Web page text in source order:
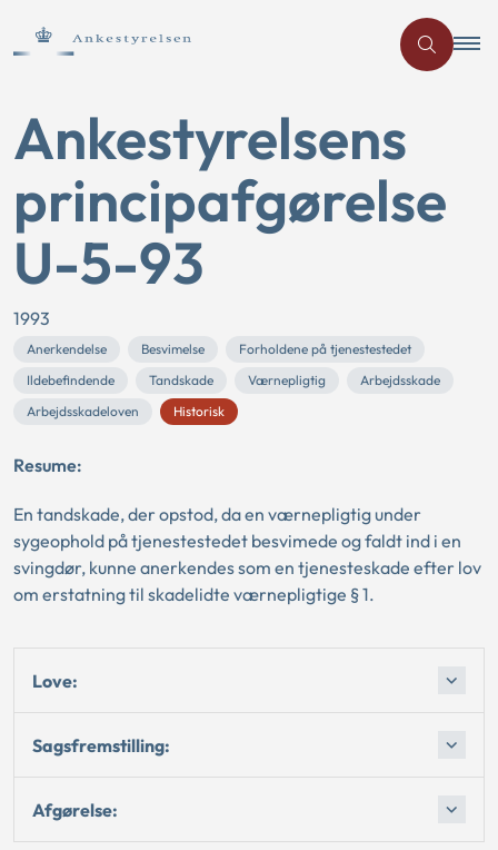
Ankestyrelsens
principafgørelse
U-5-93
1993
Anerkendelse Besvimelse
Forholdene på tjenestestedet
Ildebefindende
Tandskade Værnepligtig
Arbejdsskade
Arbejdsskadeloven
Historisk
Resume:
En tandskade, der opstod, da en værnepligtig under
sygeophold på tjenestestedet besvimede og faldt ind i en
svingdør, kunne anerkendes som en tjenesteskade efter lov
om erstatning til skadelidte værnepligtige § 1.
Love:
Sagsfremstilling:
Afgørelse: